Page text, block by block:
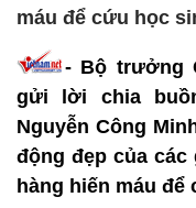
máu để cứu học
- Bộ trưởng
gửi lời chia
Nguyễn Công
động đẹp của các
hàng hiến máu